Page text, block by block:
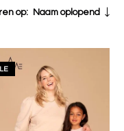
op: Naam oplopend